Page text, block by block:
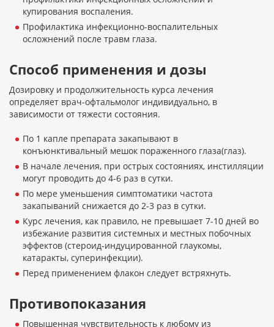
купирования воспаления.
Профилактика инфекционно-воспалительных
осложнений после травм глаза.
Способ применения и дозы
Дозировку и продолжительность курса лечения
определяет врач-офтальмолог индивидуально, в
зависимости от тяжести состояния.
По 1 капле препарата закапывают в
конъюнктивальный мешок пораженного глаза(глаз).
В начале лечения, при острых состояниях, инстилляции
могут проводить до 4-6 раз в сутки.
По мере уменьшения симптоматики частота
закапываний снижается до 2-3 раз в сутки.
Курс лечения, как правило, не превышает 7-10 дней во
избежание развития системных и местных побочных
эффектов (стероид-индуцированной глаукомы,
катаракты, суперинфекции).
Перед применением флакон следует встряхнуть.
Противопоказания
Повышенная чувствительность к любому из